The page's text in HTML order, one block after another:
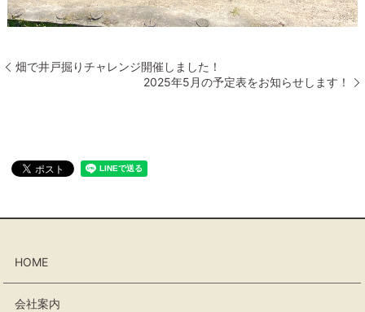
畑で井戸掘りチャレンジ開催しました！
2025年5月の予定表をお知らせします！
HOME
会社案内